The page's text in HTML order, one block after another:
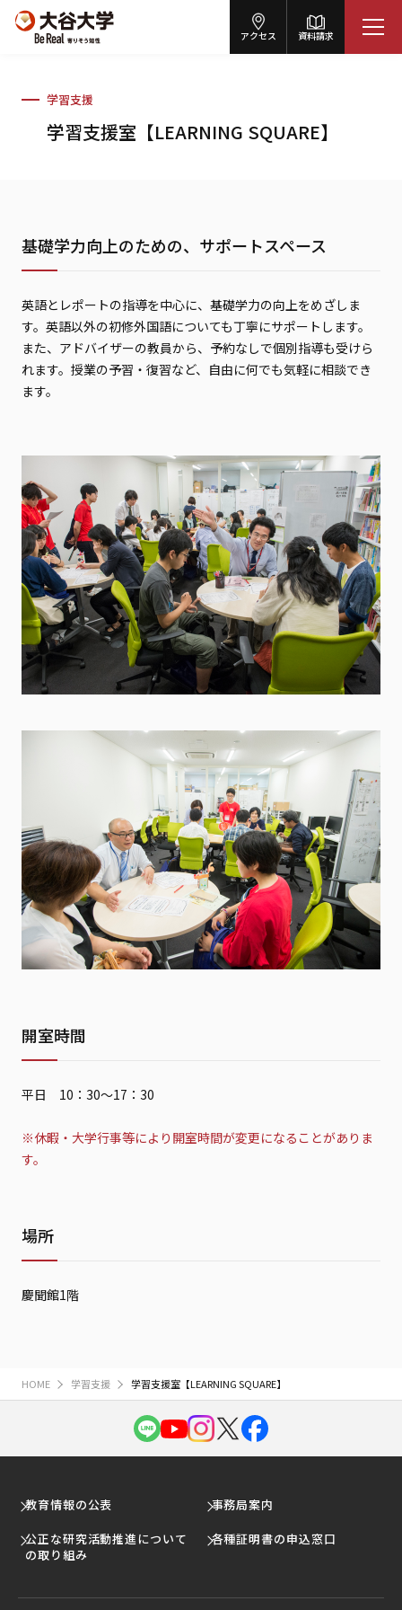
アクセス 資料請求
学習支援
学習支援室【LEARNING SQUARE】
基礎学力向上のための、サポートスペース
英語とレポートの指導を中心に、基礎学力の向上をめざしま
す。英語以外の初修外国語についても丁寧にサポートします。
また、アドバイザーの教員から、予約なしで個別指導も受けら
れます。授業の予習・復習など、自由に何でも気軽に相談でき
ます。
開室時間
平日 10：30～17：30
※休暇・大学行事等により開室時間が変更になることがありま
す。
場所
慶聞館1階
HOME 学習支援 学習支援室【LEARNING SQUARE】
教育情報の公表
事務局案内
公正な研究活動推進について
の取り組み
各種証明書の申込窓口